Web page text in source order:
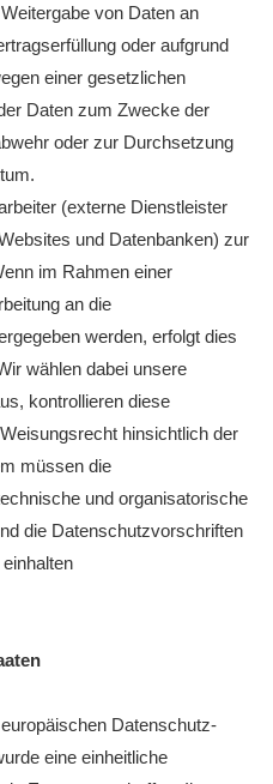
von Daten an
oder aufgrund
einer gesetzlichen
Daten zum Zwecke der
oder zur Durchsetzung
(externe Dienstleister
und Datenbanken) zur
im Rahmen einer
an die
werden, erfolgt dies
wählen dabei unsere
kontrollieren diese
hinsichtlich der
müssen die
und organisatorische
die Datenschutzvorschriften
Datenschutz-
eine einheitliche